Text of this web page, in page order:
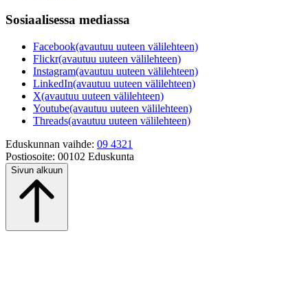
Sosiaalisessa mediassa
Facebook(avautuu uuteen välilehteen)
Flickr(avautuu uuteen välilehteen)
Instagram(avautuu uuteen välilehteen)
LinkedIn(avautuu uuteen välilehteen)
X(avautuu uuteen välilehteen)
Youtube(avautuu uuteen välilehteen)
Threads(avautuu uuteen välilehteen)
Eduskunnan vaihde: 09 4321
Postiosoite: 00102 Eduskunta
Sivun alkuun